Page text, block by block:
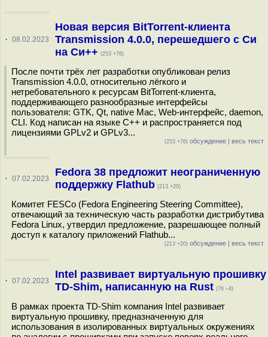
· 08.02.2023
Новая версия BitTorrent-клиента
Transmission 4.0.0, перешедшего с Си
на Си++ (253 +76)
После почти трёх лет разработки опубликован релиз
Transmission 4.0.0, относительно лёгкого и
нетребовательного к ресурсам BitTorrent-клиента,
поддерживающего разнообразные интерфейсы
пользователя: GTK, Qt, native Mac, Web-интерфейс, daemon,
CLI. Код написан на языке С++ и распространяется под
лицензиями GPLv2 и GPLv3...
(253 +76) обсуждение | весь текст
· 07.02.2023
Fedora 38 предложит неограниченную
поддержку Flathub (213 +20)
Комитет FESCo (Fedora Engineering Steering Committee),
отвечающий за техническую часть разработки дистрибутива
Fedora Linux, утвердил предложение, разрешающее полный
доступ к каталогу приложений Flathub...
(213 +20) обсуждение | весь текст
· 07.02.2023
Intel развивает виртуальную прошивку
TD-Shim, написанную на Rust (76 –4)
В рамках проекта TD-Shim компания Intel развивает
виртуальную прошивку, предназначенную для
использования в изолированных виртуальных окружениях